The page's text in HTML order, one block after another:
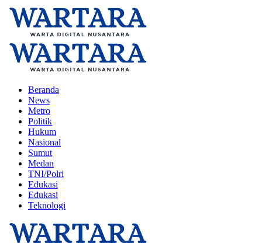
Beranda
News
Metro
Politik
Hukum
Nasional
Sumut
Medan
TNI/Polri
Edukasi
Edukasi
Teknologi